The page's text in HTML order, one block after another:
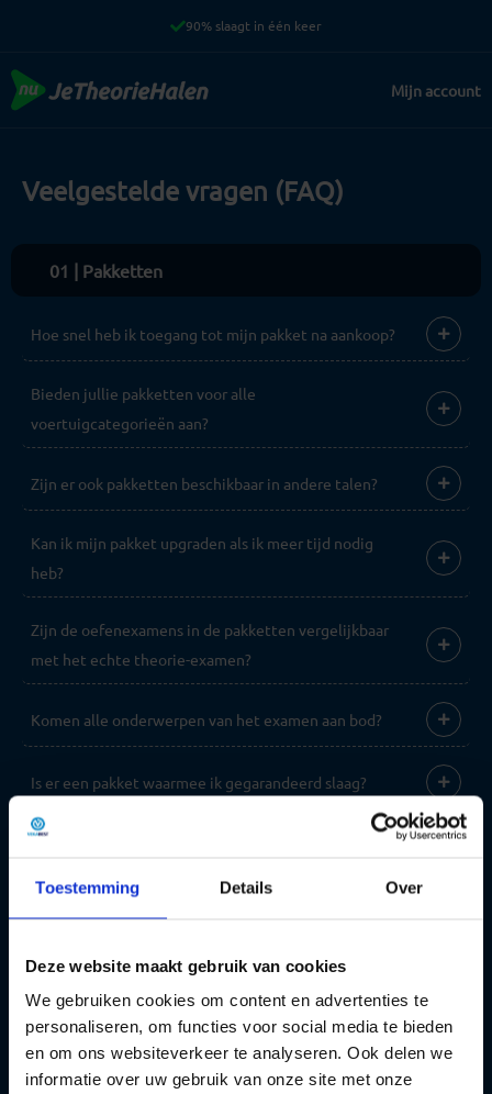
Toestemming Details Over
Deze website maakt gebruik van cookies
We gebruiken cookies om content en advertenties te
personaliseren, om functies voor social media te bieden
en om ons websiteverkeer te analyseren. Ook delen we
informatie over uw gebruik van onze site met onze
de
inhoud
90% slaagt in één keer
Mijn account
Veelgestelde vragen (FAQ)
01 | Pakketten
03 | Examen maken
04 | Rijbewijs
Hoe snel heb ik toegang tot mijn pakket na aankoop?
Bieden jullie pakketten voor alle
voertuigcategorieën aan?
Zijn er ook pakketten beschikbaar in andere talen?
Kan ik mijn pakket upgraden als ik meer tijd nodig
heb?
Zijn de oefenexamens in de pakketten vergelijkbaar
met het echte theorie-examen?
Komen alle onderwerpen van het examen aan bod?
Is er een pakket waarmee ik gegarandeerd slaag?
Zijn er kortingen beschikbaar bij het kopen van een